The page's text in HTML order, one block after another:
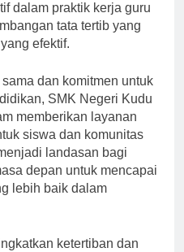
dalam praktik kerja guru
tata tertib yang
efektif.
dan komitmen untuk
SMK Negeri Kudu
memberikan layanan
siswa dan komunitas
landasan bagi
depan untuk mencapai
lebih baik dalam
ketertiban dan